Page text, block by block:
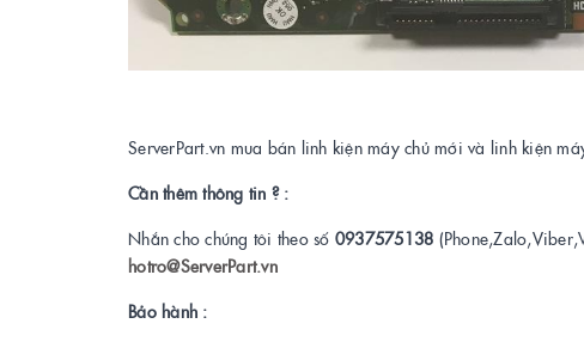
ServerPart.vn mua bán linh kiện máy chủ mới và linh kiện
Cần thêm thông tin ? :
Nhắn cho chúng tôi theo số 0937575138
hotro@ServerPart.vn
Bảo hành :